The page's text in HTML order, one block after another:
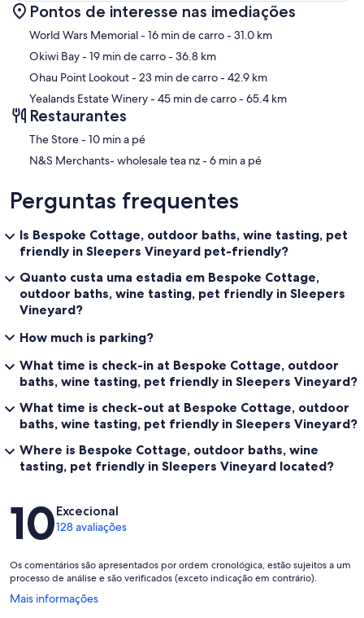
Mapa
Pontos de interesse nas imediações
World Wars Memorial- 16 min de carro- 31.0 km
Okiwi Bay- 19 min de carro- 36.8 km
Ohau Point Lookout- 23 min de carro- 42.9 km
Yealands Estate Winery- 45 min de carro- 65.4 km
Restaurantes
‪The Store - ‬10 min a pé
‪N&S Merchants- wholesale tea nz - ‬6 min a pé
Perguntas frequentes
Is Bespoke Cottage, outdoor baths, wine tasting, pet
friendly in Sleepers Vineyard pet-friendly?
Quanto custa uma estadia em Bespoke Cottage,
outdoor baths, wine tasting, pet friendly in Sleepers
Vineyard?
How much is parking?
What time is check-in at Bespoke Cottage, outdoor
baths, wine tasting, pet friendly in Sleepers Vineyard?
What time is check-out at Bespoke Cottage, outdoor
baths, wine tasting, pet friendly in Sleepers Vineyard?
Where is Bespoke Cottage, outdoor baths, wine
tasting, pet friendly in Sleepers Vineyard located?
Avaliações
10Excecional
128 avaliações
Os comentários são apresentados por ordem cronológica, estão sujeitos a um
processo de análise e são verificados (exceto indicação em contrário).
Mais informações
Abre